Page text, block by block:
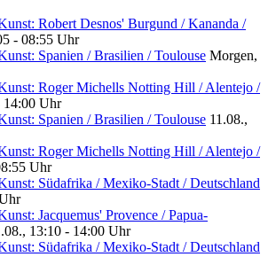
Robert Desnos' Burgund / Kananda /
- 08:55 Uhr
Spanien / Brasilien / Toulouse Morgen,
Roger Michells Notting Hill / Alentejo /
14:00 Uhr
Spanien / Brasilien / Toulouse 11.08.,
Roger Michells Notting Hill / Alentejo /
Uhr
Südafrika / Mexiko-Stadt / Deutschland
Jacquemus' Provence / Papua-
13:10 - 14:00 Uhr
Südafrika / Mexiko-Stadt / Deutschland